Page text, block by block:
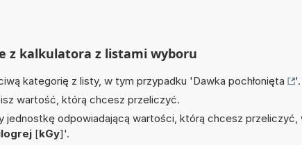
z kalkulatora z listami wyboru
kategorię z listy, w tym przypadku 'Dawka pochłonięta
'.
wartość, którą chcesz przeliczyć.
jednostkę odpowiadającą wartości, którą chcesz przeliczyć,
[kGy]'.